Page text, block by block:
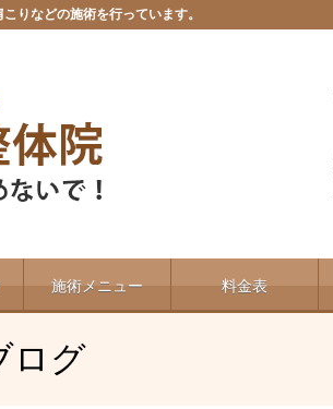
りなどの施術を行っています。
施術メニュー 料金表
ログ